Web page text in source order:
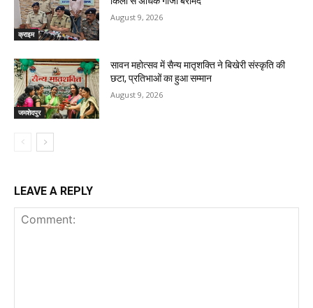
क्राइम
August 9, 2026
जमशेदपुर
सावन महोत्सव में सैन्य मातृशक्ति ने बिखेरी संस्कृति की
छटा, प्रतिभाओं का हुआ सम्मान
August 9, 2026
LEAVE A REPLY